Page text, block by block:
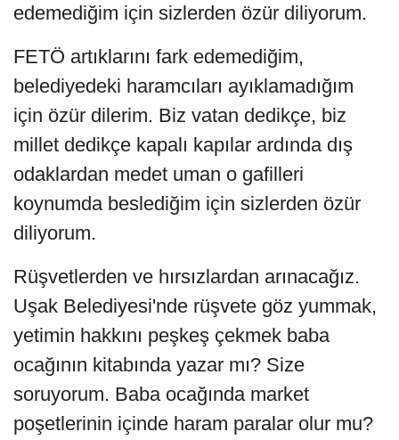
edemediğim için sizlerden özür diliyorum.
FETÖ artıklarını fark edemediğim,
belediyedeki haramcıları ayıklamadığım
için özür dilerim. Biz vatan dedikçe, biz
millet dedikçe kapalı kapılar ardında dış
odaklardan medet uman o gafilleri
koynumda beslediğim için sizlerden özür
diliyorum.
Rüşvetlerden ve hırsızlardan arınacağız.
Uşak Belediyesi'nde rüşvete göz yummak,
yetimin hakkını peşkeş çekmek baba
ocağının kitabında yazar mı? Size
soruyorum. Baba ocağında market
poşetlerinin içinde haram paralar olur mu?